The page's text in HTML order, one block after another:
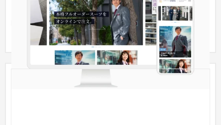
ECサイトでの注文プロセスを簡易なアイコンを活用して、視覚
的にわかりやすいナビゲーションを実現しました。また
USP（独自のセ...